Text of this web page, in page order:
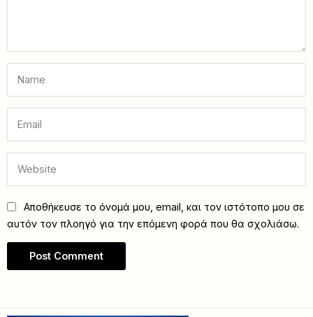
Αποθήκευσε το όνομά μου, email, και τον ιστότοπο μου σε
αυτόν τον πλοηγό για την επόμενη φορά που θα σχολιάσω.